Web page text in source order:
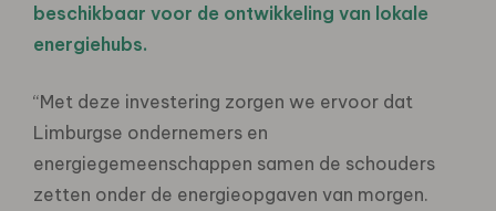
beschikbaar voor de ontwikkeling van lokale
energiehubs.
“Met deze investering zorgen we ervoor dat
Limburgse ondernemers en
energiegemeenschappen samen de schouders
zetten onder de energieopgaven van morgen.